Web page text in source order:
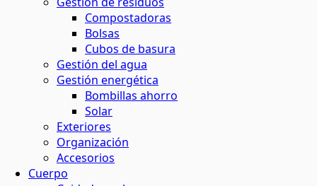
Compostadoras
Bolsas
Cubos de basura
Gestión del agua
Gestión energética
Bombillas ahorro
Solar
Exteriores
Organización
Accesorios
Cuerpo